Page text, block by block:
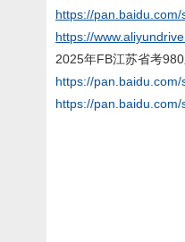
https://
https://
2025年FB江苏省考
https://pan.baidu.com/
https://